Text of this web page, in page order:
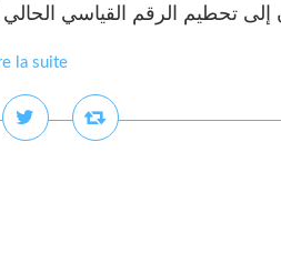
la suite